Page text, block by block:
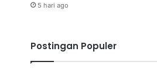
5 hari ago
Postingan Populer